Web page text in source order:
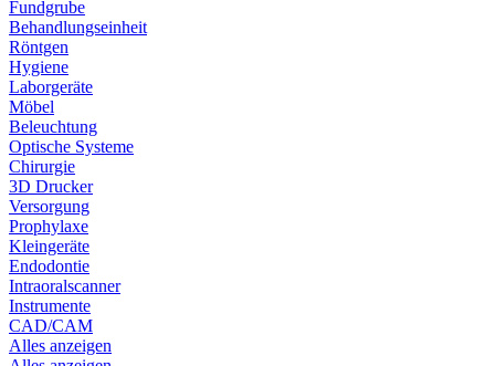
Fundgrube
Behandlungseinheit
Röntgen
Hygiene
Laborgeräte
Möbel
Beleuchtung
Optische Systeme
Chirurgie
3D Drucker
Versorgung
Prophylaxe
Kleingeräte
Endodontie
Intraoralscanner
Instrumente
CAD/CAM
Alles anzeigen